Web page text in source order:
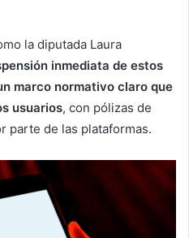
la diputada Laura
inmediata de estos
marco normativo claro que
usuarios, con pólizas de
parte de las plataformas.